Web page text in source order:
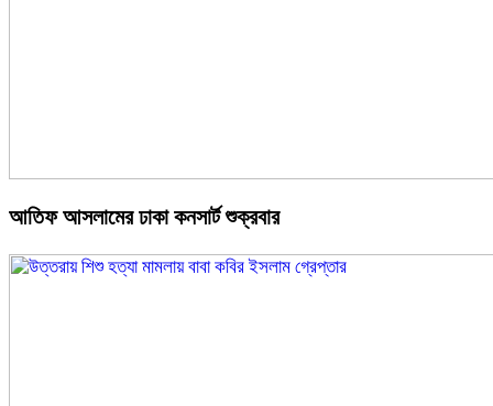
আতিফ আসলামের ঢাকা কনসার্ট শুক্রবার